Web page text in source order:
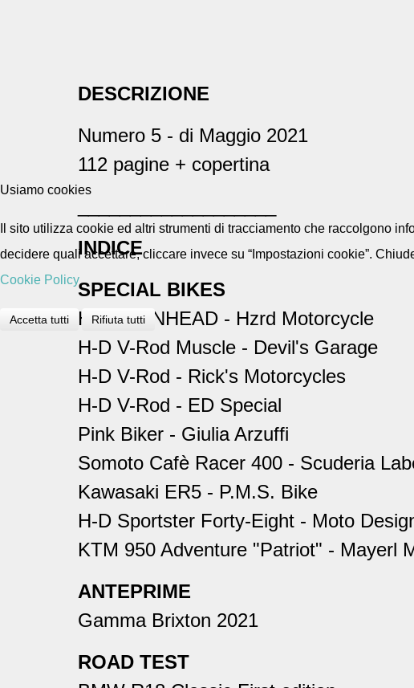
DESCRIZIONE
Numero 5 - di Maggio 2021
112 pagine + copertina
INDICE
SPECIAL BIKES
H-D IRONHEAD - Hzrd Motorcycle
H-D V-Rod Muscle - Devil's Garage
H-D V-Rod - Rick's Motorcycles
H-D V-Rod - ED Special
Pink Biker - Giulia Arzuffi
Somoto Cafè Racer 400 - Scuderia
Kawasaki ER5 - P.M.S. Bike
H-D Sportster Forty-Eight - Moto
KTM 950 Adventure "Patriot" - Mayerl
ANTEPRIME
Gamma Brixton 2021
ROAD TEST
Usiamo cookies
Il sito utilizza cookie ed altri strumenti di tracciamento che raccolgono
decidere quali accettare, cliccare invece su “Impostazioni cookie”.
Cookie Policy
Accetta tutti Rifiuta tutti